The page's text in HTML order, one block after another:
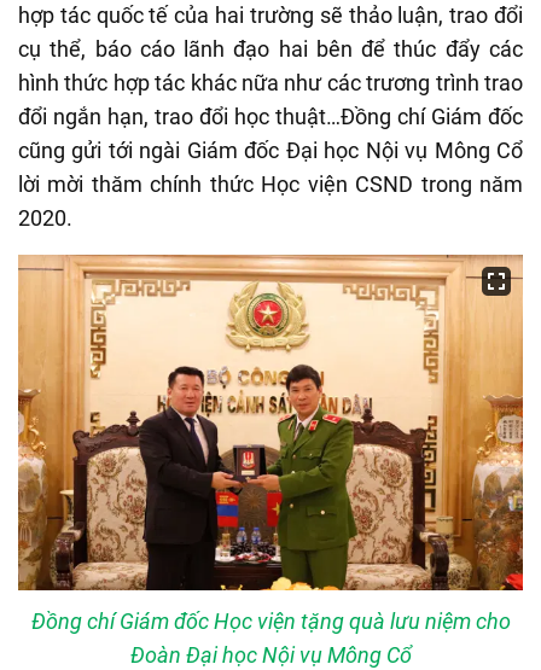
hợp tác quốc tế của hai trường sẽ thảo luận, trao đổi
cụ thể, báo cáo lãnh đạo hai bên để thúc đẩy các
hình thức hợp tác khác nữa như các trương trình trao
đổi ngắn hạn, trao đổi học thuật…Đồng chí Giám đốc
cũng gửi tới ngài Giám đốc Đại học Nội vụ Mông Cổ
lời mời thăm chính thức Học viện CSND trong năm
2020.
Đồng chí Giám đốc Học viện tặng quà lưu niệm cho
Đoàn Đại học Nội vụ Mông Cổ